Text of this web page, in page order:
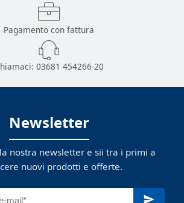
Pagamento con fattura
03681 454266-20
Newsletter
nostra newsletter e sii tra i primi a
nuovi prodotti e offerte.